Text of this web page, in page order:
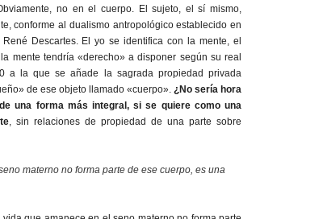
no en el cuerpo. El sujeto, el sí mismo,
conforme al dualismo antropológico establecido en
Descartes. El yo se identifica con la mente, el
mente tendría «derecho» a disponer según su real
a la que se añade la sagrada propiedad privada
de ese objeto llamado «cuerpo». ¿No sería hora
una forma más integral, si se quiere como una
, sin relaciones de propiedad de una parte sobre
materno no forma parte de ese cuerpo, es una